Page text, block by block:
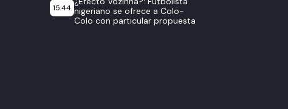
15:44 nigeriano se ofrece a Colo-
Colo con particular propuesta